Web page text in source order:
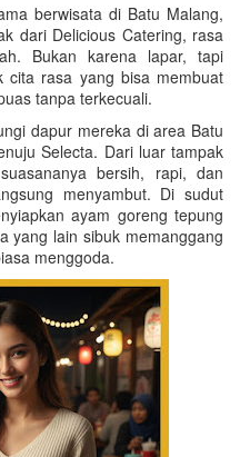
berwisata di Batu Malang,
dari Delicious Catering, rasa
Bukan karena lapar, tapi
cita rasa yang bisa membuat
tanpa terkecuali.
dapur mereka di area Batu
Selecta. Dari luar tampak
bersih, rapi, dan
menyambut. Di sudut
ayam goreng tepung
yang lain sibuk memanggang
menggoda.